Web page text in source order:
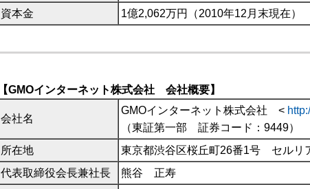
資本金
1億2,062万円（2010年12月末現在）
【GMOインターネット株式会社 会社概要】
会社名
GMOインターネット株式会社 <
（東証第一部 証券コード：9449）
所在地
東京都渋谷区桜丘町26番1号 セルリ
代表取締役会長兼社長
熊谷 正寿